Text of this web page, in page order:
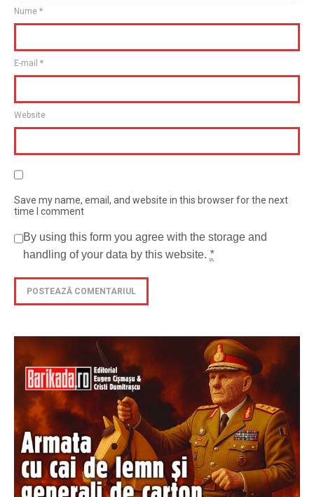
Nume *
E-mail *
Website
Save my name, email, and website in this browser for the next
time I comment
By using this form you agree with the storage and
handling of your data by this website. *